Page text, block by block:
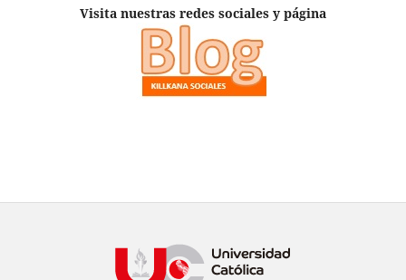
Visita nuestras redes sociales y página